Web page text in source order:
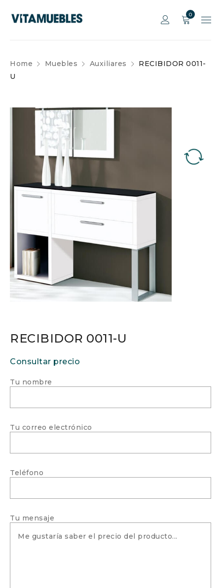
0
Home Muebles Auxiliares
RECIBIDOR 0011-
U
RECIBIDOR 0011-U
Consultar precio
Tu nombre
Tu correo electrónico
Teléfono
Tu mensaje